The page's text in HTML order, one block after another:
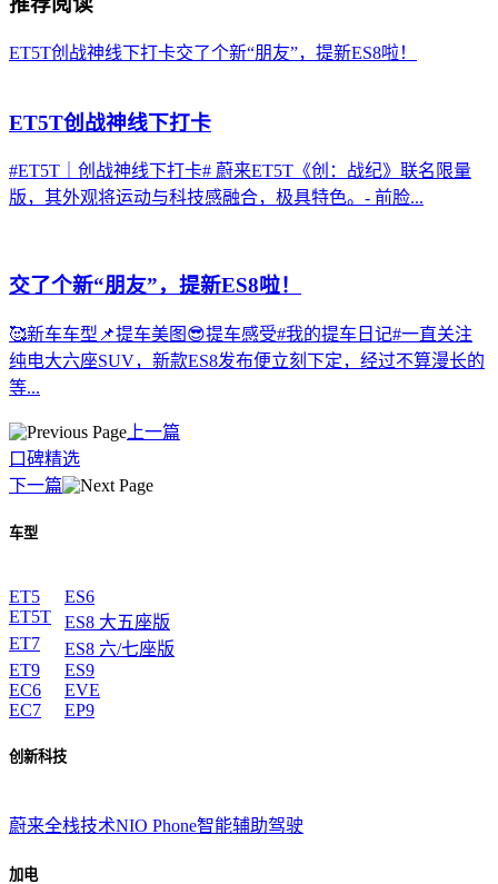
ET5T创战神线下打卡交了个新“朋友”，提新ES8啦！
ET5T创战神线下打卡
#ET5T｜创战神线下打卡# 蔚来ET5T《创：战纪》联名限量
版，其外观将运动与科技感融合，极具特色。- 前脸...
交了个新“朋友”，提新ES8啦！
🥰新车车型📌提车美图😎提车感受#我的提车日记#一直关注
纯电大六座SUV，新款ES8发布便立刻下定，经过不算漫长的
等...
上一篇
口碑精选
下一篇
车型
ET5
ET5T
ET7
ET9
EC6
EC7
ES6
ES8 大五座版
ES8 六/七座版
ES9
EVE
EP9
创新科技
蔚来全栈技术NIO Phone智能辅助驾驶
加电